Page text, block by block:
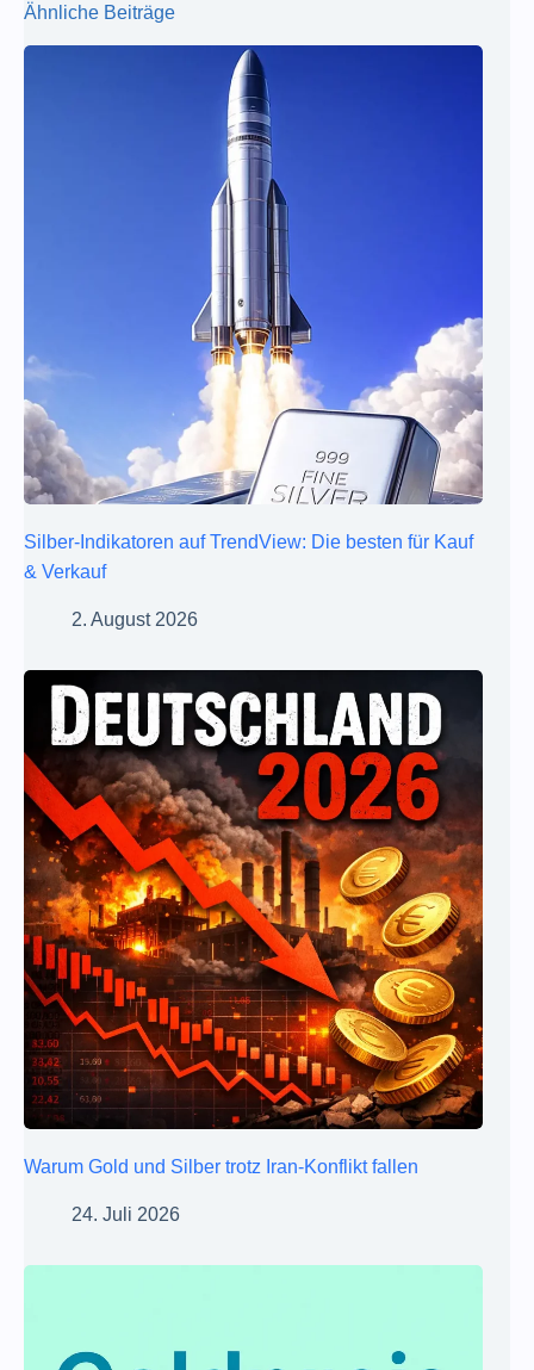
Ähnliche Beiträge
Silber-Indikatoren auf TrendView: Die besten für Kauf
& Verkauf
2. August 2026
Warum Gold und Silber trotz Iran-Konflikt fallen
24. Juli 2026